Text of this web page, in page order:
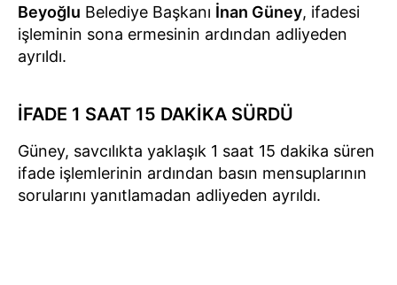
Beyoğlu Belediye Başkanı İnan Güney, ifadesi
işleminin sona ermesinin ardından adliyeden
ayrıldı.
İFADE 1 SAAT 15 DAKİKA SÜRDÜ
Güney, savcılıkta yaklaşık 1 saat 15 dakika süren
ifade işlemlerinin ardından basın mensuplarının
sorularını yanıtlamadan adliyeden ayrıldı.